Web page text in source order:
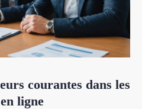
courantes dans les
ligne